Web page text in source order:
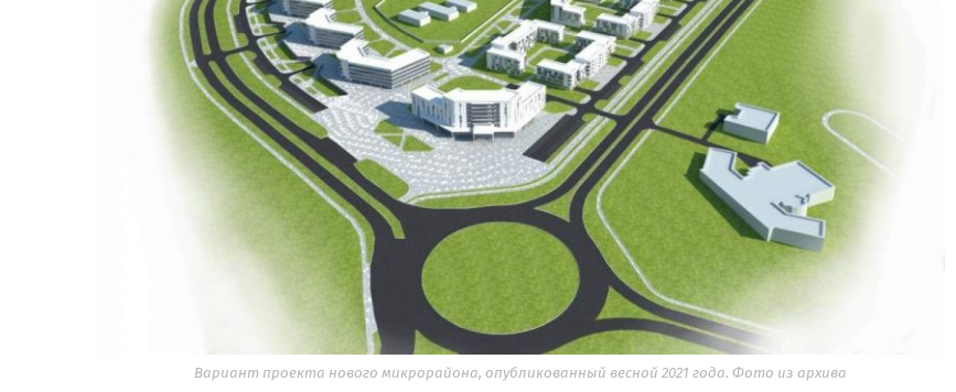
Вариант проекта нового микрорайона, опубликованный весной 2021 года. Фото из архива